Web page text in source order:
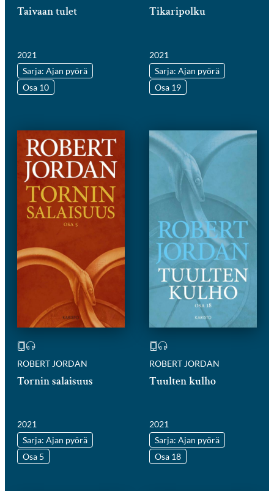
Taivaan tulet
2021
Sarja: Ajan pyörä
Osa 10
Tikaripolku
2021
Sarja: Ajan pyörä
Osa 19
ROBERT JORDAN
Tornin salaisuus
2021
Sarja: Ajan pyörä
Osa 5
ROBERT JORDAN
Tuulten kulho
2021
Sarja: Ajan pyörä
Osa 18